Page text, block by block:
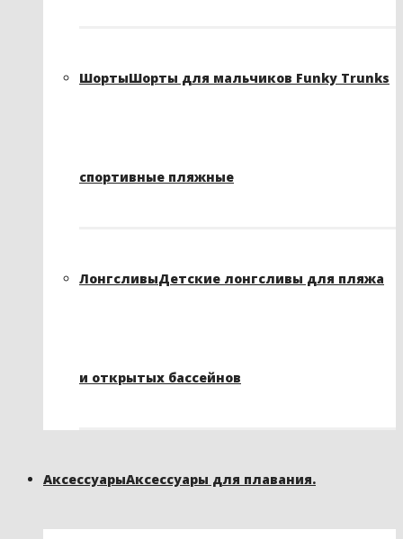
ШортыШорты для мальчиков Funky Trunks
спортивные пляжные
ЛонгсливыДетские лонгсливы для пляжа
и открытых бассейнов
АксессуарыАксессуары для плавания.